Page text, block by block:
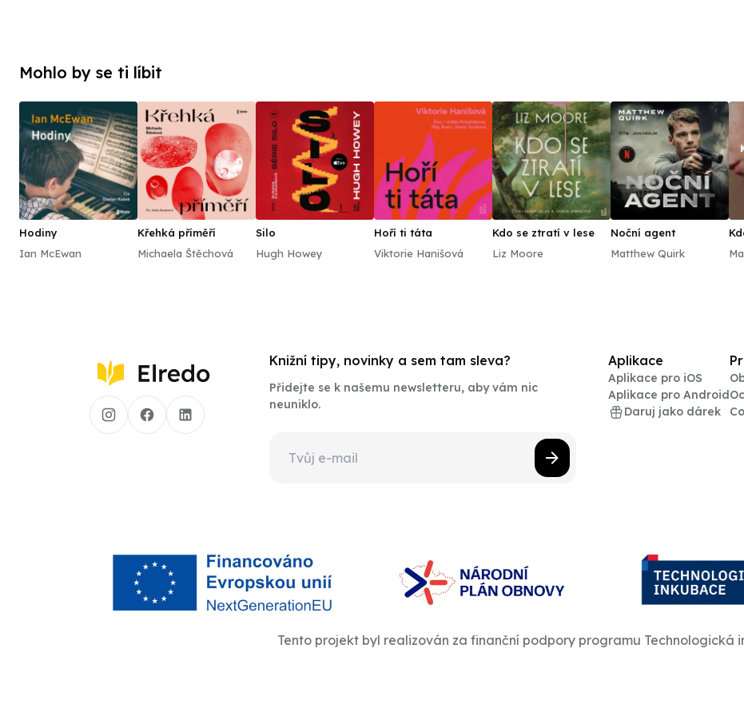
Mohlo by se ti líbit
Hodiny
Ian McEwan
Křehká příměří
Michaela Štěchová
Silo
Hugh Howey
Hoří ti táta
Viktorie Hanišová
Kdo se ztratí v lese
Liz Moore
Noční agent
Matthew Quirk
Knižní tipy, novinky a sem tam sleva?
Přidejte se k našemu newsletteru, aby vám nic
neuniklo.
Aplikace
Aplikace pro iOS
Aplikace pro Android
Daruj jako dárek
Tento projekt byl realizován za finanční podpory programu Technologická